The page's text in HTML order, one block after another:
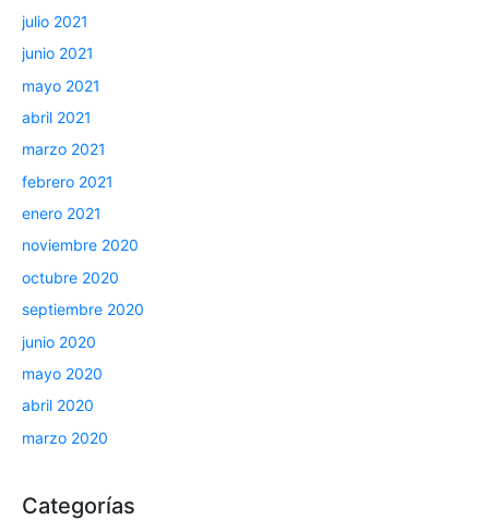
julio 2021
junio 2021
mayo 2021
abril 2021
marzo 2021
febrero 2021
enero 2021
noviembre 2020
octubre 2020
septiembre 2020
junio 2020
mayo 2020
abril 2020
marzo 2020
Categorías